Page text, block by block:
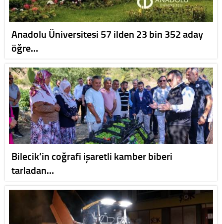
Anadolu Üniversitesi 57 ilden 23 bin 352 aday
öğre…
Bilecik’in coğrafi işaretli kamber biberi
tarladan…